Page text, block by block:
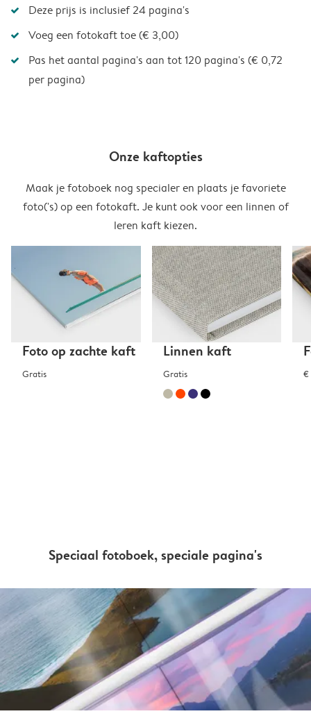
Deze prijs is inclusief 24 pagina's
Voeg een fotokaft toe (€ 3,00)
Pas het aantal pagina's aan tot 120 pagina's (€ 0,72
per pagina)
Onze kaftopties
Maak je fotoboek nog specialer en plaats je favoriete
foto('s) op een fotokaft. Je kunt ook voor een linnen of
leren kaft kiezen.
Foto op zachte kaft
Gratis
Linnen kaft
Gratis €
Speciaal fotoboek, speciale pagina's